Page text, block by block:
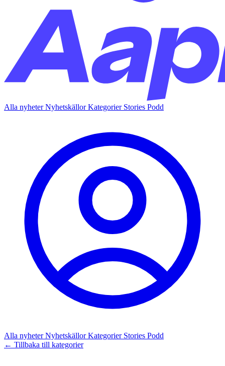
Alla nyheterNyhetskällorKategorier Stories Podd
Alla nyheterNyhetskällorKategorier Stories Podd
← Tillbaka till kategorier